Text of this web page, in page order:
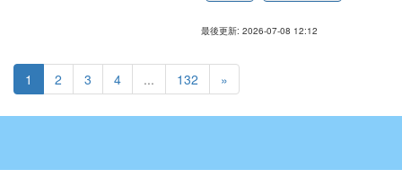
最後更新: 2026-07-08 12:12
1 2 3 4 ... 132 »